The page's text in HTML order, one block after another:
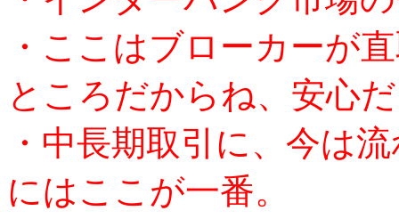
・ここはブローカーが
ところだからね、安心
・中長期取引に、今は
にはここが一番。